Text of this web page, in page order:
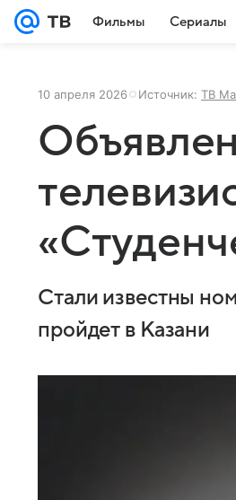
Фильмы Сериалы
10 апреля 2026 Источник: ТВ
Стали известны
пройдет в Казани